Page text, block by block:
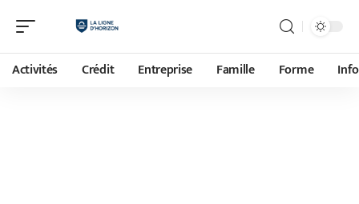
Activités Crédit Entreprise Famille Forme